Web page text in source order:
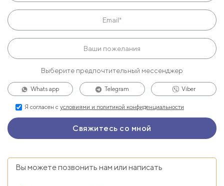
Выберите предпочтительный мессенджер
Whats app Telegram Viber
Я согласен с условиями и политикой конфиденциальности
Вы можете позвонить нам или написать